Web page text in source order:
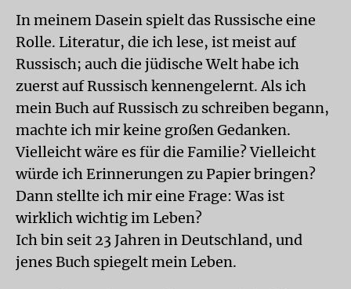
In meinem Dasein spielt das Russische eine
Rolle. Literatur, die ich lese, ist meist auf
Russisch; auch die jüdische Welt habe ich
zuerst auf Russisch kennengelernt. Als ich
mein Buch auf Russisch zu schreiben begann,
machte ich mir keine großen Gedanken.
Vielleicht wäre es für die Familie? Vielleicht
würde ich Erinnerungen zu Papier bringen?
Dann stellte ich mir eine Frage: Was ist
wirklich wichtig im Leben?
Ich bin seit 23 Jahren in Deutschland, und
jenes Buch spiegelt mein Leben.